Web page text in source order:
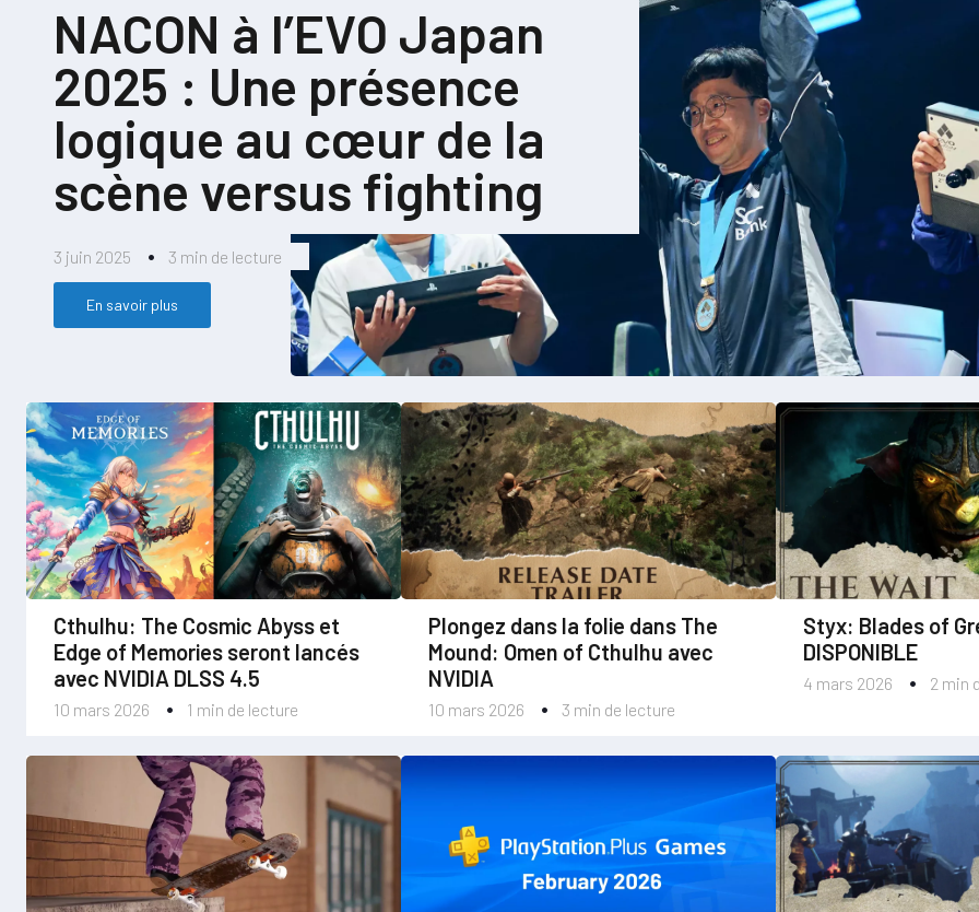
3 juin 2025 3 min de lecture
NACON à l’EVO Japan
2025 : Une présence
logique au cœur de la
scène versus fighting
En savoir plus
10 mars 2026 1 min de lecture
Cthulhu: The Cosmic Abyss et
Edge of Memories seront lancés
avec NVIDIA DLSS 4.5
10 mars 2026 3 min de lecture
Plongez dans la folie dans The
Mound: Omen of Cthulhu avec
NVIDIA
4 mars 2026 2 min
Styx: Blades of
DISPONIBLE